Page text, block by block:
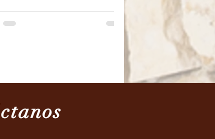
para jóvenes a partir de los 14
mensuales y mixtos